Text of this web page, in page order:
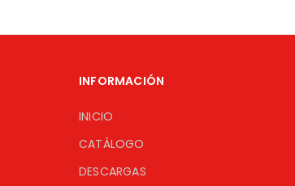
INFORMACIÓN
INICIO
CATÁLOGO
DESCARGAS